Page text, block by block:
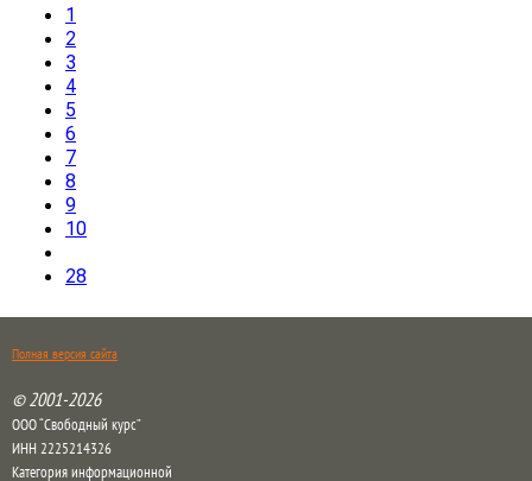
1
2
3
4
5
6
7
8
9
10
28
Полная версия сайта
© 2001-2026
ООО “Свободный курс”
ИНН 2225214326
Категория информационной